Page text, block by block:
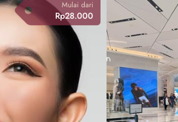
Mulai dari
Rp28.000